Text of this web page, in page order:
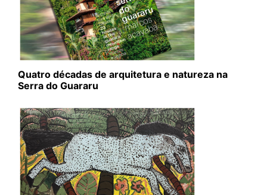
Quatro décadas de arquitetura e natureza na
Serra do Guararu